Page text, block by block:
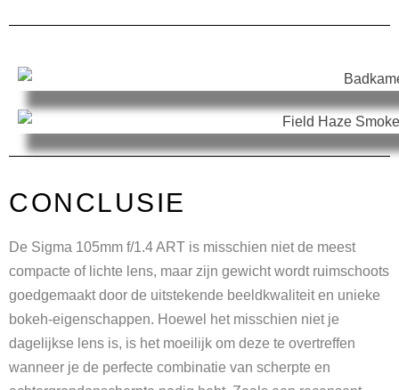
CONCLUSIE
De Sigma 105mm f/1.4 ART is misschien niet de meest
compacte of lichte lens, maar zijn gewicht wordt ruimschoots
goedgemaakt door de uitstekende beeldkwaliteit en unieke
bokeh-eigenschappen. Hoewel het misschien niet je
dagelijkse lens is, is het moeilijk om deze te overtreffen
wanneer je de perfecte combinatie van scherpte en